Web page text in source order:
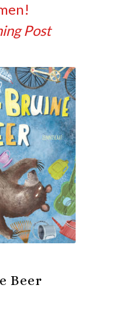
Post
Beer